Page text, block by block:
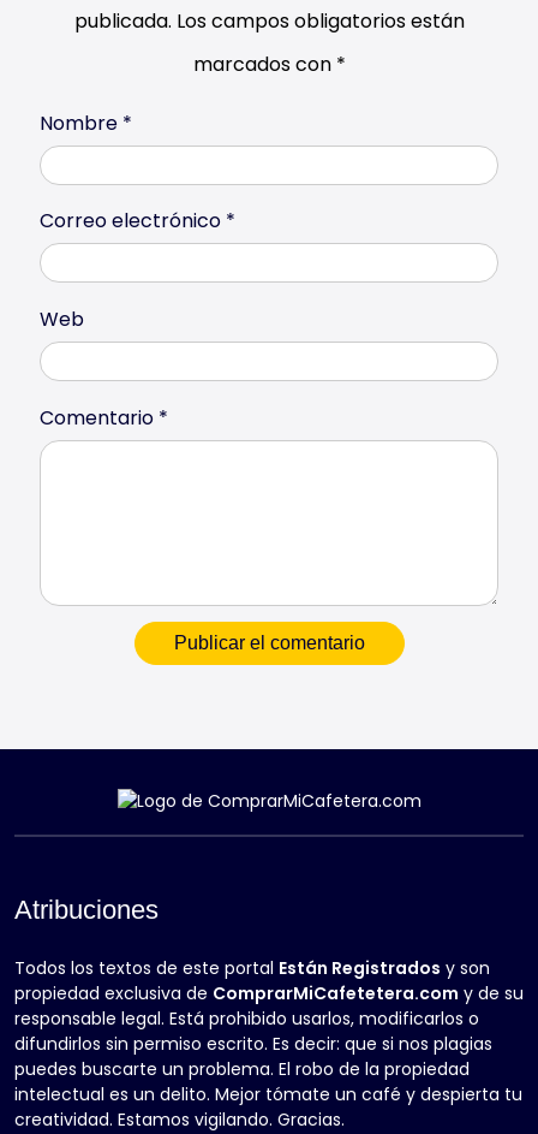
publicada. Los campos obligatorios están
marcados con *
Comentario *
Nombre *
Correo electrónico *
Web
Atribuciones
Todos los textos de este portal Están Registrados y son
propiedad exclusiva de ComprarMiCafetetera.com y de su
responsable legal. Está prohibido usarlos, modificarlos o
difundirlos sin permiso escrito. Es decir: que si nos plagias
puedes buscarte un problema. El robo de la propiedad
intelectual es un delito. Mejor tómate un café y despierta tu
creatividad. Estamos vigilando. Gracias.